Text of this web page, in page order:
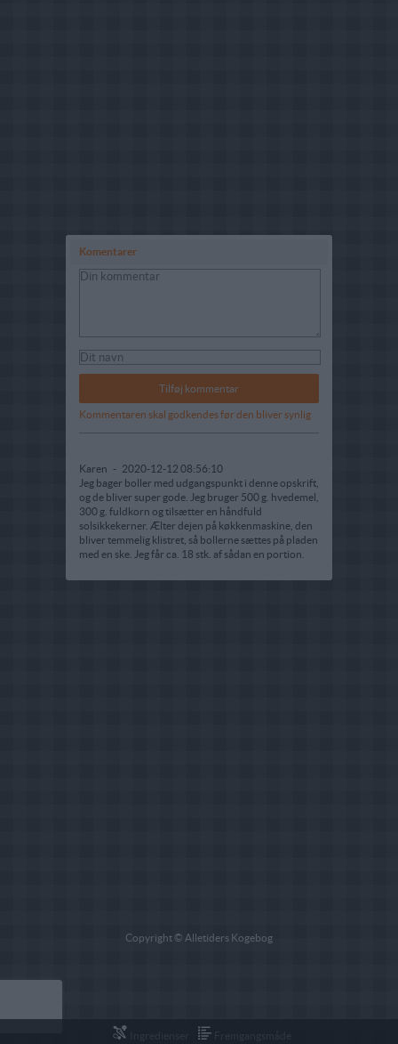
Komentarer
Kommentaren skal godkendes før den bliver synlig
Karen - 2020-12-12 08:56:10
Jeg bager boller med udgangspunkt i denne opskrift,
og de bliver super gode. Jeg bruger 500 g. hvedemel,
300 g. fuldkorn og tilsætter en håndfuld
solsikkekerner. Ælter dejen på køkkenmaskine, den
bliver temmelig klistret, så bollerne sættes på pladen
med en ske. Jeg får ca. 18 stk. af sådan en portion.
Copyright © Alletiders Kogebog